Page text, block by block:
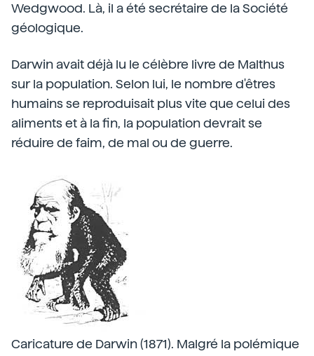
Wedgwood. Là, il a été secrétaire de la Société
géologique.
Darwin avait déjà lu le célèbre livre de Malthus
sur la population. Selon lui, le nombre d'êtres
humains se reproduisait plus vite que celui des
aliments et à la fin, la population devrait se
réduire de faim, de mal ou de guerre.
Caricature de Darwin (1871). Malgré la polémique